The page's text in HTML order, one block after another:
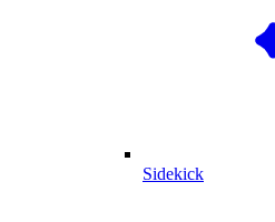
Sidekick